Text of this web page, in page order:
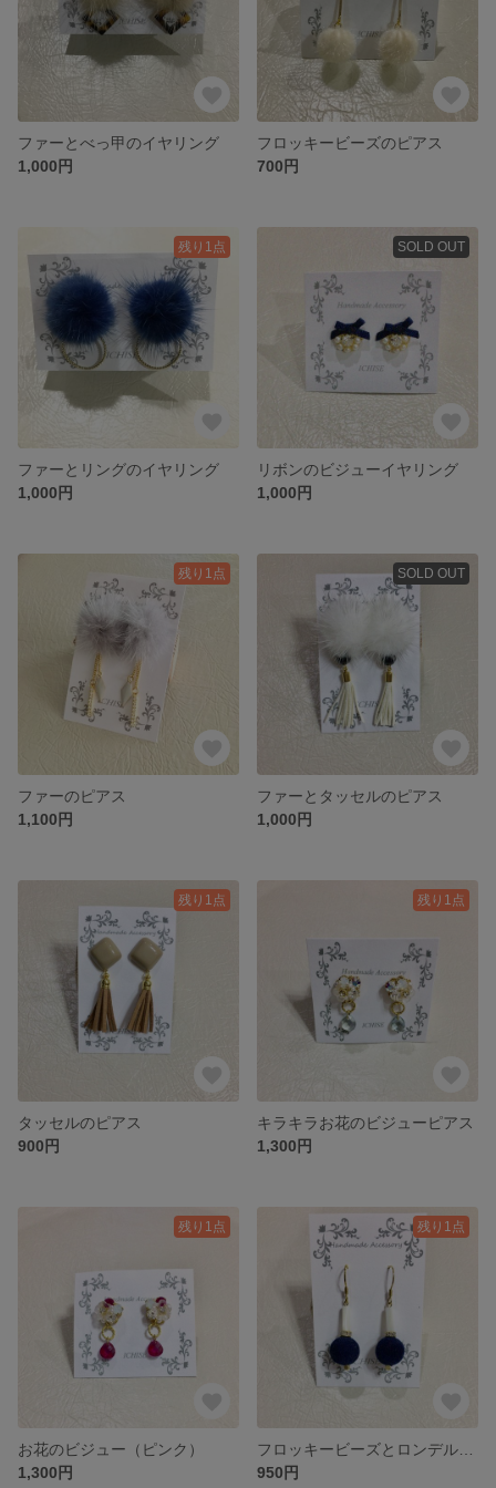
ファーとべっ甲のイヤリング
1,000円
フロッキービーズのピアス
700円
残り1点
ファーとリングのイヤリング
1,000円
SOLD OUT
リボンのビジューイヤリング
1,000円
残り1点
ファーのピアス
1,100円
SOLD OUT
ファーとタッセルのピアス
1,000円
残り1点
タッセルのピアス
900円
残り1点
キラキラお花のビジューピアス
1,300円
残り1点
お花のビジュー（ピンク）
1,300円
残り1点
950円